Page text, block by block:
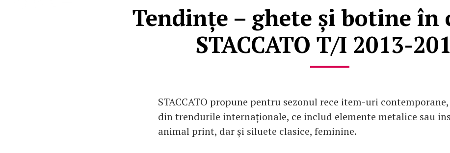
Tendințe – ghete și botine în
STACCATO T/I 2013-
STACCATO propune pentru sezonul rece item-uri
din trendurile internaționale, ce includ elemente metalice sau
animal print, dar și siluete clasice, feminine.